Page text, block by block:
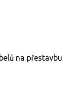
na přestavbu